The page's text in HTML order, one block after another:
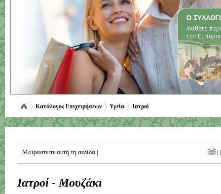
Κατάλογος Επιχειρήσεων Υγεία Ιατροί
Μοιραστείτε αυτή τη σελίδα | |
Ιατροί - Μουζάκι